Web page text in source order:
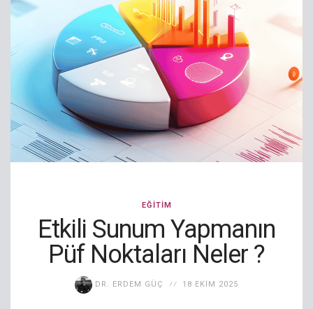
EĞITIM
Etkili Sunum Yapmanın
Püf Noktaları Neler ?
DR. ERDEM GÜÇ 18 EKIM 2025